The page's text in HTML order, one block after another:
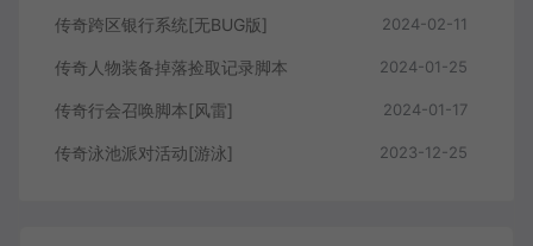
传奇跨区银行系统[无BUG版] 2024-02-11
传奇人物装备掉落捡取记录脚本 2024-01-25
传奇行会召唤脚本[风雷] 2024-01-17
传奇泳池派对活动[游泳] 2023-12-25